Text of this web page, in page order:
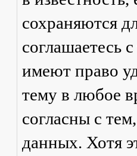
сохраняются
соглашаетесь
имеют право
тему в любое
согласны с
данных. Хотя